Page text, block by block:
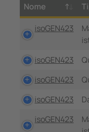
Nome
isoGEN423
isoGEN423
isoGEN423
isoGEN423
isoGEN423